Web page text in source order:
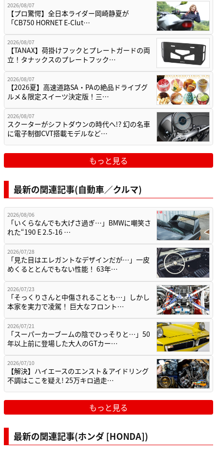
2026/08/07
【プロ驚愕】全日本ライダー岡崎静夏が
「CB750 HORNET E-Clut…
2026/08/07
【TANAX】荷掛けフックとプレートガードの両
立！タナックスのプレートフック…
2026/08/07
【2026夏】高速道路SA・PAの絶品ドライブグ
ルメ＆限定スイーツ決定版！三…
2026/08/07
スクーターがシフトダウンの時代へ!? 幻の名車
に電子制御CVT搭載モデルなど…
もっと見る
最新の関連記事(自動車／クルマ)
2026/08/06
「いくらなんでも大げさ過ぎ…」BMWに嘲笑さ
れた“190 E 2.5-16 …
2026/07/28
「見た目はエレガントなデザインだが…」一皮
めくるととんでもない性能！ 63年…
2026/07/23
「そっくりさんと中傷されることも…」しかし
本家を実力で凌駕！ 巨大なフロント…
2026/07/21
「スーパーカーブームの陰でひっそりと…」50
年以上前に登場した大人のGTカー…
2026/07/10
【解決】ハイエースのエンスト＆アイドリング
不調はここを疑え! 25万キロ過走…
もっと見る
最新の関連記事(ホンダ [HONDA])